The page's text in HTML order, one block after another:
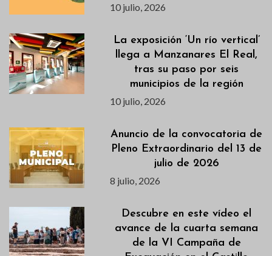
10 julio, 2026
La exposición ‘Un río vertical’
llega a Manzanares El Real,
tras su paso por seis
municipios de la región
10 julio, 2026
Anuncio de la convocatoria de
Pleno Extraordinario del 13 de
julio de 2026
8 julio, 2026
Descubre en este vídeo el
avance de la cuarta semana
de la VI Campaña de